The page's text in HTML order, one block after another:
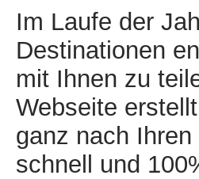
Im Laufe der
Destinationen
mit Ihnen zu
Webseite
ganz nach
schnell und